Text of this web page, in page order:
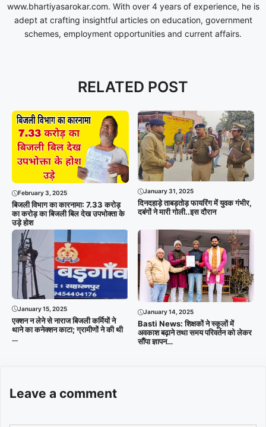
www.bhartiyasarokar.com. With over 4 years of experience, he is
adept at crafting insightful articles on education, government
schemes, employment opportunities and current affairs.
RELATED POST
February 3, 2025
बिजली विभाग का कारनामा: 7.33 करोड़
का करोड़ का बिजली बिल देख उपभोक्ता के
उड़े होश
January 31, 2025
दिनदहाड़े ताबड़तोड़ फायरिंग में युवक गंभीर,
दबंगों ने मारी गोली..इस दौरान
January 15, 2025
एक्शन न लेने से नाराज बिजली कर्मियों ने
थाने का कनेक्शन काटा; ग्रामीणों ने की थी
…
January 14, 2025
Basti News: शिक्षकों ने स्कूलों में
अवकाश बढ़ाने तथा समय परिवर्तन को लेकर
सौंपा ज्ञापन…
Leave a comment